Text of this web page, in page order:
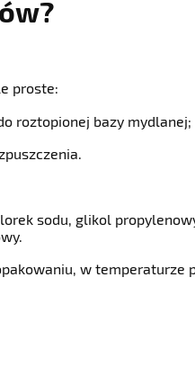
proste:
roztopionej bazy mydlanej;
sodu, glikol
w temperaturze